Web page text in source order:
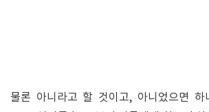
물론 아니라고 할 것이고, 아니었으면 하